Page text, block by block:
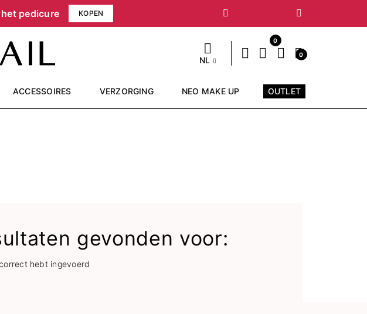
pedicure KOPEN Volgende
NL
0
0
ACCESSOIRES VERZORGING NEO MAKE UP OUTLET
gevonden voor:
hebt ingevoerd